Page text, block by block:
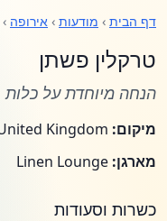
דף הבית › מודעות › אירופה ›
טרקלין פשתן
הנחה מיוחדת על כלות
מיקום:
מארגן:
כשרות וסעודות